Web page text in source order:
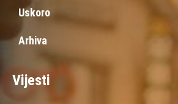
Uskoro
Arhiva
Vijesti